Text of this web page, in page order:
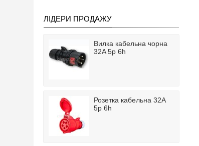
ЛІДЕРИ ПРОДАЖУ
Вилка кабельна чорна
32A 5p 6h
Розетка кабельна 32A
5p 6h